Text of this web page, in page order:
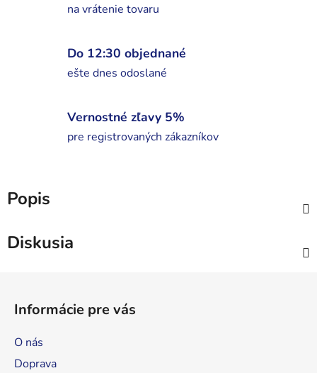
na vrátenie tovaru
Do 12:30 objednané
ešte dnes odoslané
Vernostné zľavy 5%
pre registrovaných zákazníkov
Popis
Diskusia
Informácie pre vás
O nás
Doprava